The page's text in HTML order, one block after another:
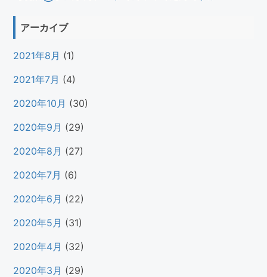
アーカイブ
2021年8月 (1)
2021年7月 (4)
2020年10月 (30)
2020年9月 (29)
2020年8月 (27)
2020年7月 (6)
2020年6月 (22)
2020年5月 (31)
2020年4月 (32)
2020年3月 (29)